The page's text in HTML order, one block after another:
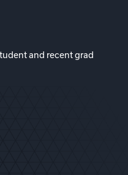
and recent grad